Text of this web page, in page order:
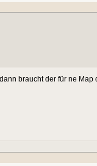
braucht der für ne